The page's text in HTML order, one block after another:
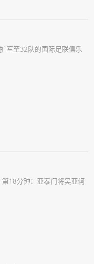
军至32队的国际足联俱乐
18分钟：亚泰门将吴亚轲